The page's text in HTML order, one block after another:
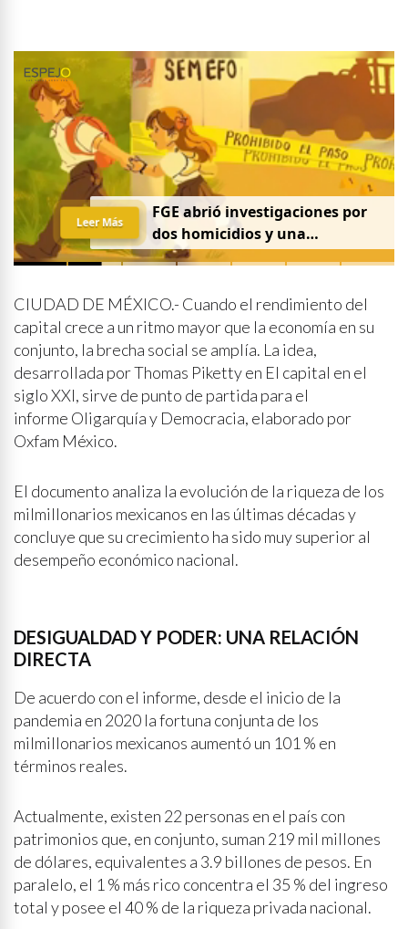
FGE abrió investigaciones por
dos homicidios y una
desaparición el 7 de agosto
Leer Más
CIUDAD DE MÉXICO.- Cuando el rendimiento del
capital crece a un ritmo mayor que la economía en su
conjunto, la brecha social se amplía. La idea,
desarrollada por Thomas Piketty en El capital en el
siglo XXI, sirve de punto de partida para el
informe Oligarquía y Democracia, elaborado por
Oxfam México.
El documento analiza la evolución de la riqueza de los
milmillonarios mexicanos en las últimas décadas y
concluye que su crecimiento ha sido muy superior al
desempeño económico nacional.
DESIGUALDAD Y PODER: UNA RELACIÓN
DIRECTA
De acuerdo con el informe, desde el inicio de la
pandemia en 2020 la fortuna conjunta de los
milmillonarios mexicanos aumentó un 101 % en
términos reales.
Actualmente, existen 22 personas en el país con
patrimonios que, en conjunto, suman 219 mil millones
de dólares, equivalentes a 3.9 billones de pesos. En
paralelo, el 1 % más rico concentra el 35 % del ingreso
total y posee el 40 % de la riqueza privada nacional.